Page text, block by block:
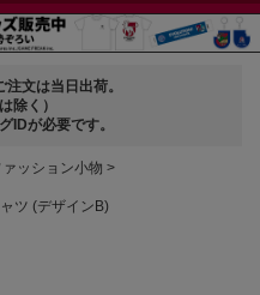
文は当日出荷。
除く）
IDが必要です。
ッション小物
ツ (デザインB)